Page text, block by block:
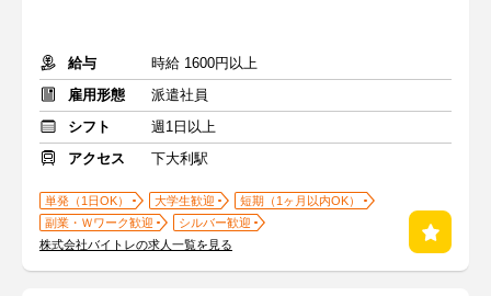
給与
時給 1600円以上
雇用形態
派遣社員
シフト
週1日以上
アクセス
下大利駅
単発（1日OK） 大学生歓迎
短期（1ヶ月以内OK）
副業・Ｗワーク歓迎
シルバー歓迎
株式会社バイトレの求人一覧を見る